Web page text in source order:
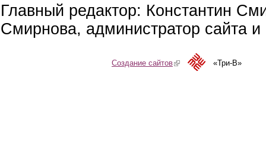
Главный редактор: Константин
Смирнова, администратор сайта
Создание сайтов(link is external)«Три-В»